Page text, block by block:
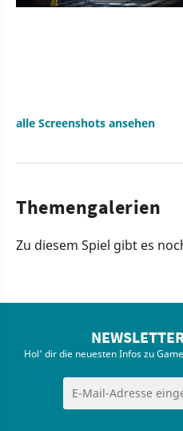
alle Screenshots ansehen
Themengalerien
Zu diesem Spiel gibt es
Hol' dir die neuesten Infos zu